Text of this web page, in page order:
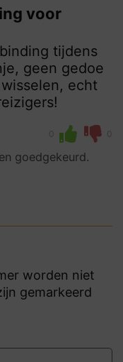
voor
tijdens
geen gedoe
echt
0 0
goedgekeurd.
worden niet
gemarkeerd